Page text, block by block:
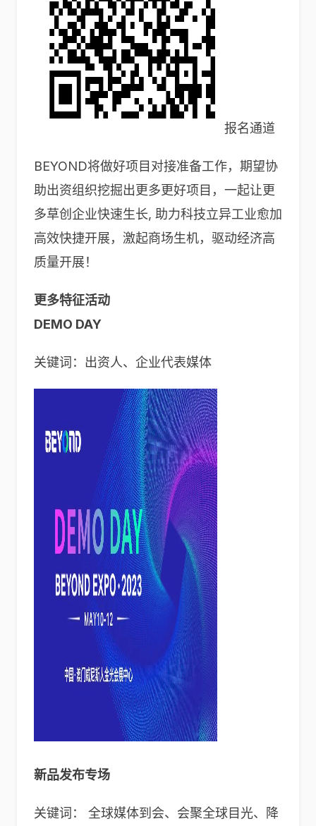
报名通道
BEYOND将做好项目对接准备工作，期望协
助出资组织挖掘出更多更好项目，一起让更
多草创企业快速生长, 助力科技立异工业愈加
高效快捷开展，激起商场生机，驱动经济高
质量开展！
更多特征活动
DEMO DAY
关键词：出资人、企业代表媒体
新品发布专场
关键词： 全球媒体到会、会聚全球目光、降